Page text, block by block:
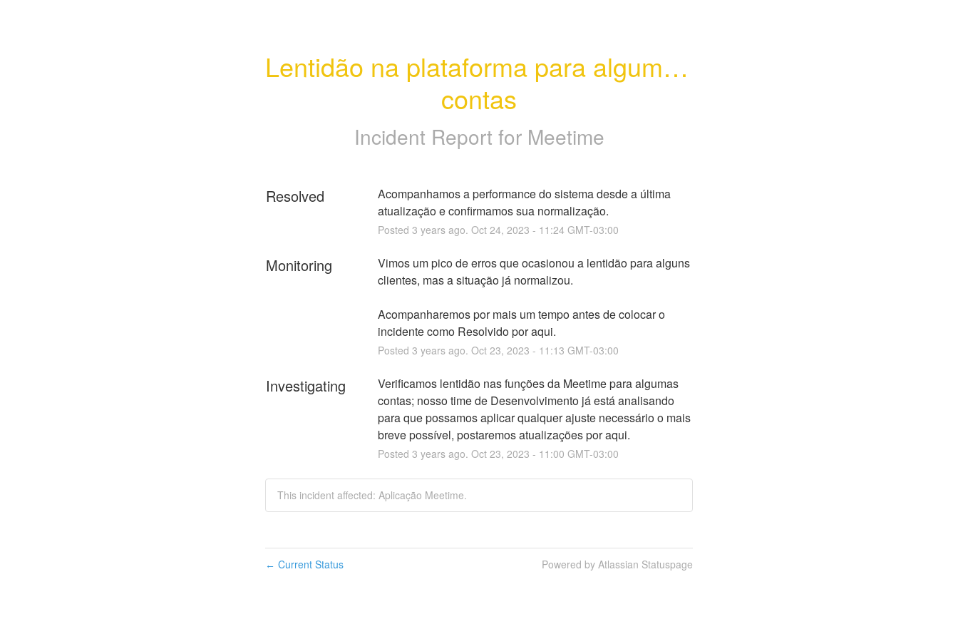
Lentidão na plataforma para algumas
contas
Incident Report for Meetime
Resolved
Acompanhamos a performance do sistema desde a última
atualização e confirmamos sua normalização.
Posted 3 years ago. Oct 24, 2023 - 11:24GMT-03:00
Monitoring
Vimos um pico de erros que ocasionou a lentidão para alguns
clientes, mas a situação já normalizou.
Acompanharemos por mais um tempo antes de colocar o
incidente como Resolvido por aqui.
Posted 3 years ago. Oct 23, 2023 - 11:13 GMT-03:00
Investigating
Verificamos lentidão nas funções da Meetime para algumas
contas; nosso time de Desenvolvimento já está analisando
para que possamos aplicar qualquer ajuste necessário o mais
breve possível, postaremos atualizações por aqui.
Posted 3 years ago. Oct 23, 2023 - 11:00 GMT-03:00
This incident affected: Aplicação Meetime.
← Current Status Powered by Atlassian Statuspage